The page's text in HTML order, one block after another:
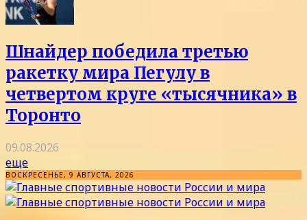
Шнайдер победила третью
ракетку мира Пегулу в
четвертом круге «тысячника» в
Торонто
09.08.2026
еще
ВОСКРЕСЕНЬЕ, 9 АВГУСТА, 2026